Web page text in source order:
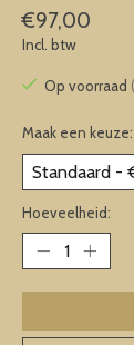
€97,00
Incl. btw
Op voorraad
Maak een keuze:
Hoeveelheid: